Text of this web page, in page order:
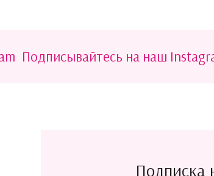
Подписывайтесь на наш
Подписка